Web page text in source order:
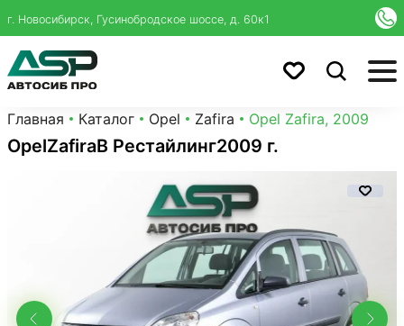
г. Новосибирск, Гусинобродское шоссе, д. 60к1
Главная Каталог Opel Zafira Opel Zafira, 2009
OpelZafiraB Рестайлинг2009 г.